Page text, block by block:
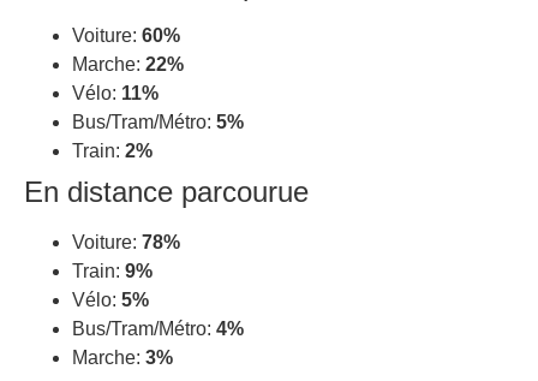
Voiture: 60%
Marche: 22%
Vélo: 11%
Bus/Tram/Métro: 5%
Train: 2%
En distance parcourue
Voiture: 78%
Train: 9%
Vélo: 5%
Bus/Tram/Métro: 4%
Marche: 3%